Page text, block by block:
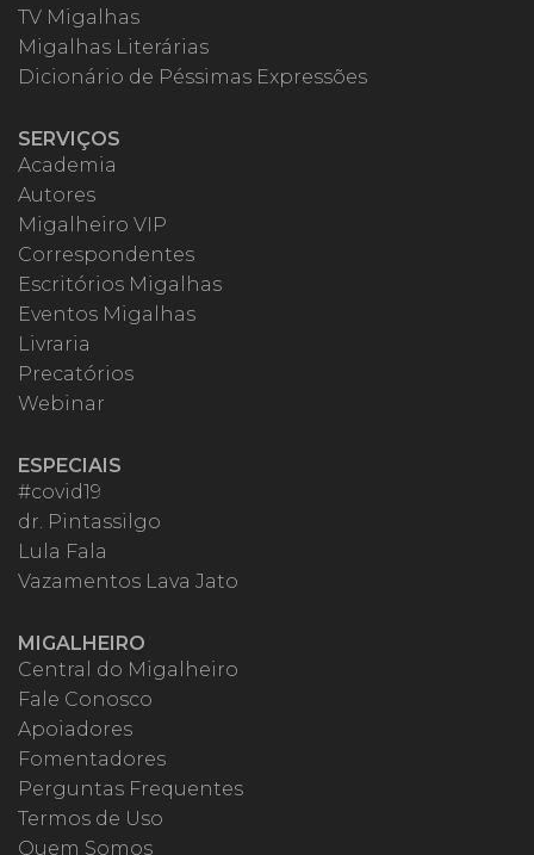
TV Migalhas
Migalhas Literárias
Dicionário de Péssimas Expressões
SERVIÇOS
Academia
Autores
Migalheiro VIP
Correspondentes
Escritórios Migalhas
Eventos Migalhas
Livraria
Precatórios
Webinar
ESPECIAIS
#covid19
dr. Pintassilgo
Lula Fala
Vazamentos Lava Jato
MIGALHEIRO
Central do Migalheiro
Fale Conosco
Apoiadores
Fomentadores
Perguntas Frequentes
Termos de Uso
Quem Somos